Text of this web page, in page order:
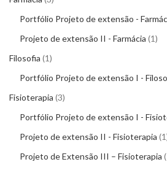
Portfólio Projeto de extensão -
Projeto de extensão II - Farmácia 1
Filosofia 1
Portfólio Projeto de extensão I -
Fisioterapia 3
Portfólio Projeto de extensão I -
Projeto de extensão II - Fisioterapia 1
Projeto de Extensão III – Fisioterapia